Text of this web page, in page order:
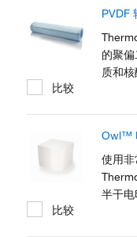
PVDF
的聚
质和
比较
Owl™
使用
半干电
比较